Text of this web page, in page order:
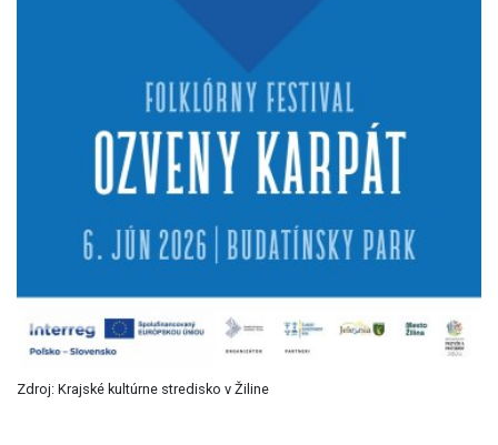
Zdroj: Krajské kultúrne stredisko v Žiline